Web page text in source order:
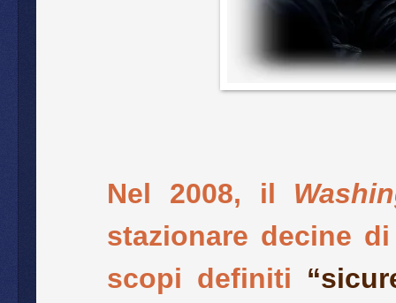
Nel 2008, il
stazionare decine
scopi definiti